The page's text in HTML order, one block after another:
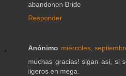
abandonen Bride
Responder
Anónimo miércoles,
muchas gracias! sigan asi, si
ligeros en mega.